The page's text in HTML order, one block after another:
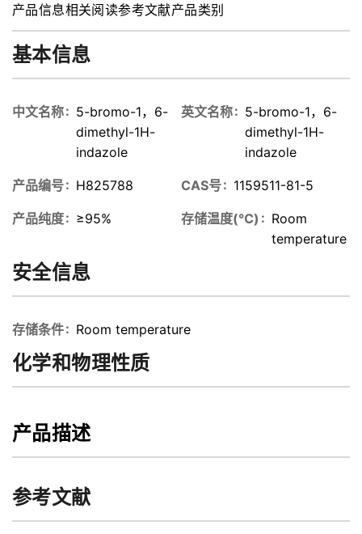
产品信息相关阅读参考文献产品类别
基本信息
中文名称
5-bromo-1，6-
dimethyl-1H-
indazole
英文名称
5-bromo-1，6-
dimethyl-1H-
indazole
产品编号 H825788 CAS号 1159511-81-5
产品纯度 ≥95% 存储温度(℃)
Room
temperature
安全信息
存储条件 Room temperature
化学和物理性质
产品描述
参考文献